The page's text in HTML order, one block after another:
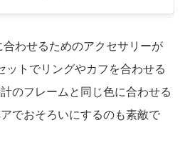
わせるためのアクセサリーが
ットでリングやカフを合わせる
のフレームと同じ色に合わせる
でおそろいにするのも素敵で